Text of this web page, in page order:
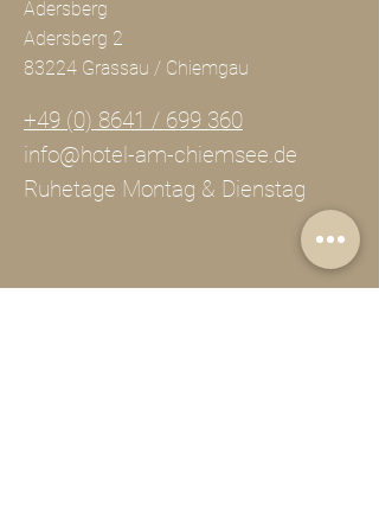
Adersberg
Adersberg 2
83224 Grassau / Chiemgau
+49 (0) 8641 / 699 360
info@hotel-am-chiemsee.de
Ruhetage Montag & Dienstag